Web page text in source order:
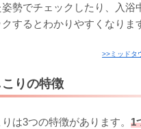
勢でチェックしたり、入浴
するとわかりやすくなりま
>>ミッドタ
りの特徴
は3つの特徴があります。 1